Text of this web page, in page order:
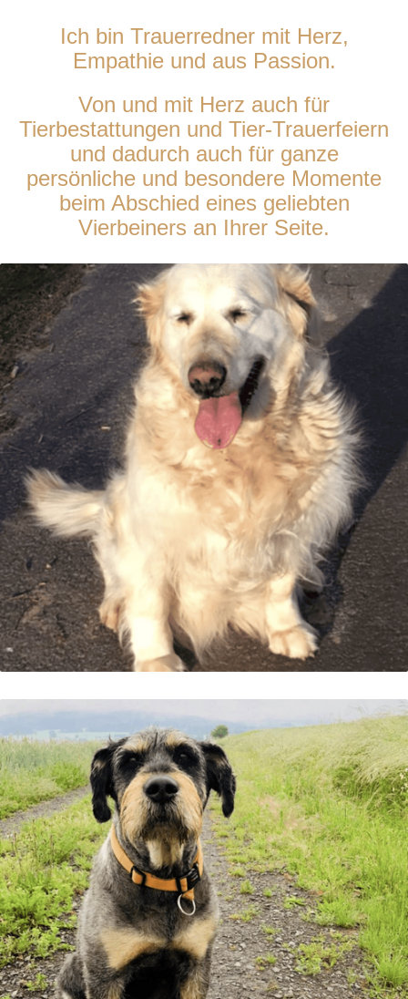
Ich bin Trauerredner mit Herz,
Empathie und aus Passion.
Von und mit Herz auch für
Tierbestattungen und Tier-Trauerfeiern
und dadurch auch für ganze
persönliche und besondere Momente
beim Abschied eines geliebten
Vierbeiners an Ihrer Seite.